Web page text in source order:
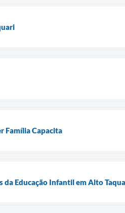
Família Capacita
da Educação Infantil em Alto